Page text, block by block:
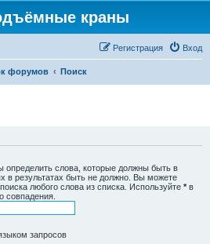
краны
Вход
Регистрация
форумов Поиск
определить слова, которые должны быть в
в результатах быть не должно. Вы можете
любого слова из списка. Используйте * в
совпадения.
запросов